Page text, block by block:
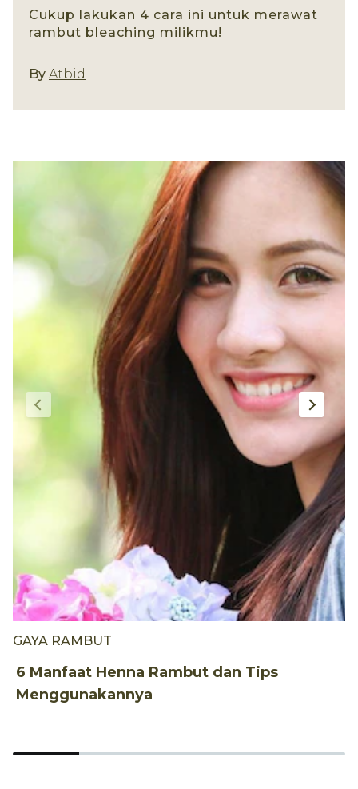
Cukup lakukan 4 cara ini untuk merawat
rambut bleaching milikmu!
By Atbid
GAYA RAMBUT
6 Manfaat Henna Rambut dan Tips
Menggunakannya